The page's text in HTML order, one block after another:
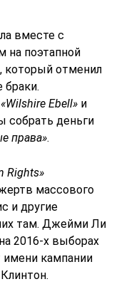
вместе с
поэтапной
который отменил
браки.
«Wilshire Ebell» и
собрать деньги
права».
Rights»
массового
и другие
там. Джейми Ли
2016-х выборах
имени кампании